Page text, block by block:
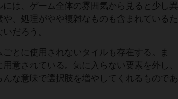
は、ゲーム全体の雰囲気から見ると少し異
、処理がやや複雑なものも含まれているた
だろう。
とに使用されないタイルも存在する。ま
意されている。気に入らない要素を外し、
な意味で選択肢を増やしてくれるものであ